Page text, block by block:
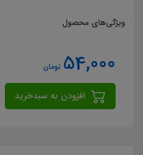
ویژگی‌های محصول
54,000 تومان